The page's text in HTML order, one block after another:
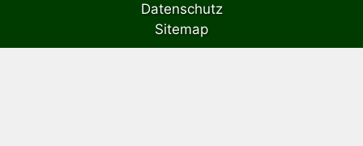
Datenschutz
Sitemap